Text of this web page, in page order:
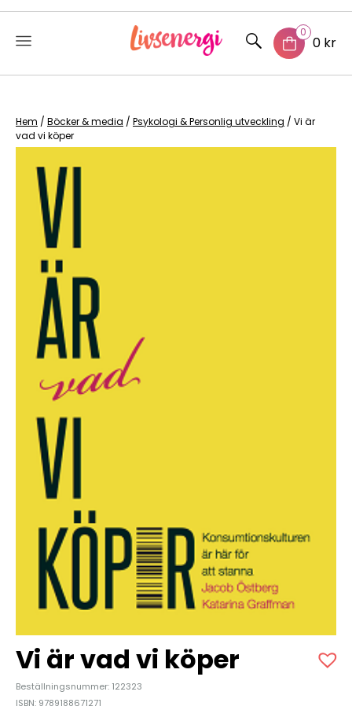
content
0
0 kr
Hem / Böcker & media / Psykologi & Personlig utveckling / Vi är
vad vi köper
Vi är vad vi köper
Beställningsnummer: 122323
ISBN: 9789188671271